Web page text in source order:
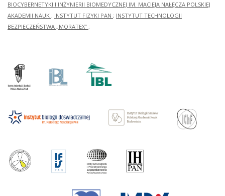
BIOCYBERNETYKI I INŻYNIERII BIOMEDYCZNEJ IM. MACIEJA NAŁĘCZA POLSKIEJ
AKADEMII NAUK ; INSTYTUT FIZYKI PAN ; INSTYTUT TECHNOLOGII
BEZPIECZEŃSTWA „MORATEX” ;